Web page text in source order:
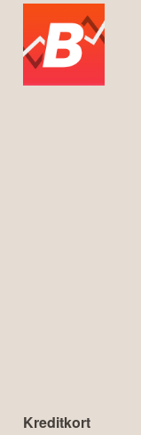
Kreditkort